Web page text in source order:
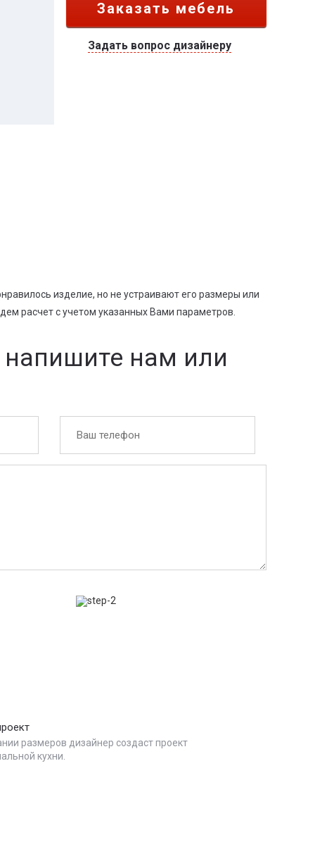
Заказать мебель
Задать вопрос дизайнеру
изделие, но не устраивают его размеры или
расчет с учетом указанных Вами параметров.
нам или
размеров дизайнер создаст проект
кухни.